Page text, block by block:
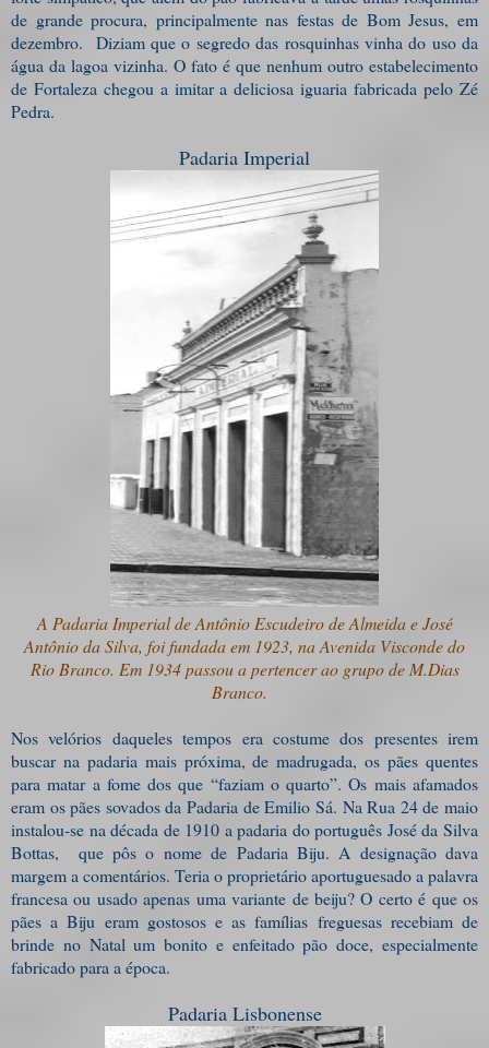
de grande procura, principalmente nas festas de Bom Jesus, em
dezembro. Diziam que o segredo das rosquinhas vinha do uso da
água da lagoa vizinha. O fato é que nenhum outro estabelecimento
de Fortaleza chegou a imitar a deliciosa iguaria fabricada pelo Zé
Pedra.
Padaria Imperial
A Padaria Imperial de Antônio Escudeiro de Almeida e José
Antônio da Silva, foi fundada em 1923, na Avenida Visconde do
Rio Branco. Em 1934 passou a pertencer ao grupo de M.Dias
Branco.
Nos velórios daqueles tempos era costume dos presentes irem
buscar na padaria mais próxima, de madrugada, os pães quentes
para matar a fome dos que “faziam o quarto”. Os mais afamados
eram os pães sovados da Padaria de Emilio Sá. Na Rua 24 de maio
instalou-se na década de 1910 a padaria do português José da Silva
Bottas, que pôs o nome de Padaria Biju. A designação dava
margem a comentários. Teria o proprietário aportuguesado a palavra
francesa ou usado apenas uma variante de beiju? O certo é que os
pães a Biju eram gostosos e as famílias freguesas recebiam de
brinde no Natal um bonito e enfeitado pão doce, especialmente
fabricado para a época.
Padaria Lisbonense